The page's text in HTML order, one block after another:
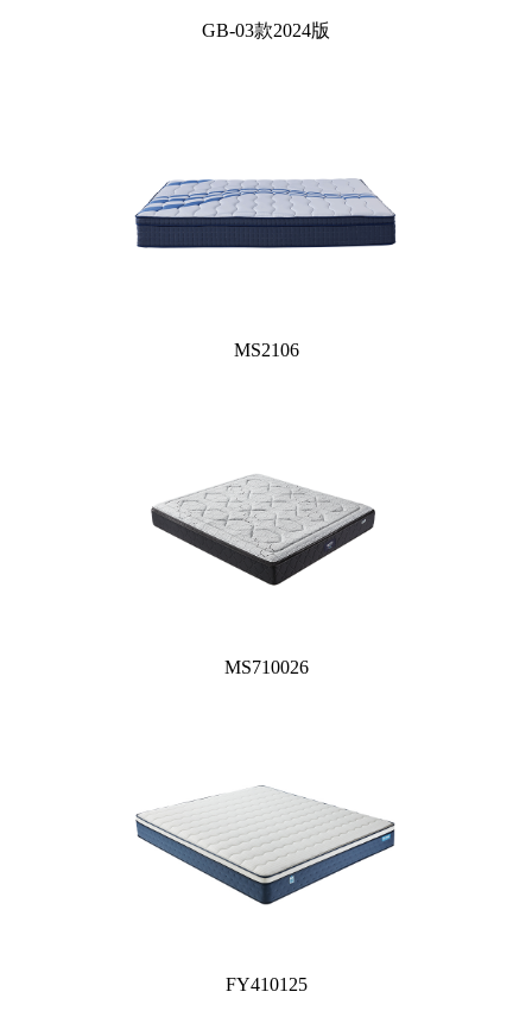
GB-03款2024版
MS2106
MS710026
FY410125